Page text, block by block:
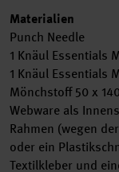
Materialien
Punch Needle
1 Knäul Essentials
1 Knäul Essentials
Mönchstoff 50 x
Webware als
Rahmen (wegen
oder ein
Textilkleber und